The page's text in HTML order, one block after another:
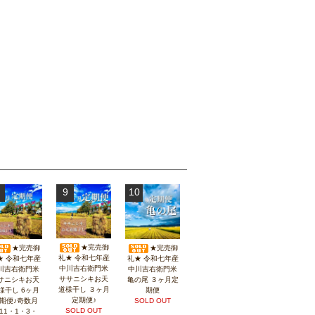
★完売御
令和七年産
吉右衛門米
ニシキお天
干し 6ヶ月
便♪奇数月
11・1・3・
9
★完売御
礼★ 令和七年産
中川吉右衛門米
ササニシキお天
道様干し ３ヶ月
定期便♪
SOLD OUT
10
★完売御
礼★ 令和七年産
中川吉右衛門米
亀の尾 ３ヶ月定
期便
SOLD OUT